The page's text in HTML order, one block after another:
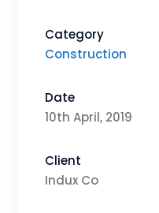
Category
Construction
Date
10th April, 2019
Client
Indux Co